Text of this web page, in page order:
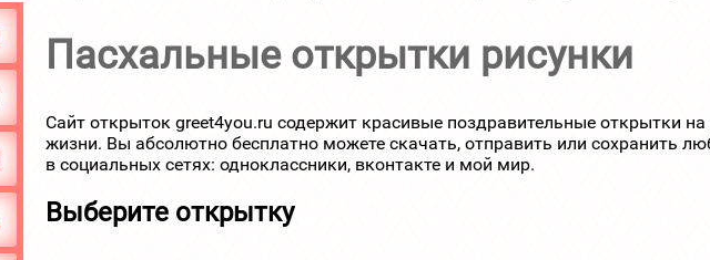
Пасхальные открытки рисунки
Сайт открыток greet4you.ru содержит красивые поздравительные открытки
жизни. Вы абсолютно бесплатно можете скачать, отправить или сохранить
в социальных сетях: одноклассники, вконтакте и мой мир.
Выберите открытку